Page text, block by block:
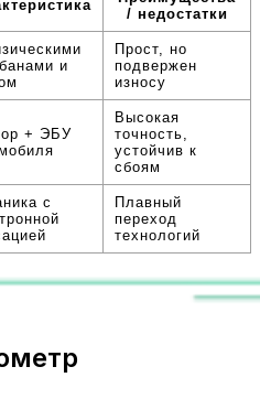
/ недостатки
и
Прост, но
подвержен
износу
+ ЭБУ
Высокая
точность,
устойчив к
сбоям
с
Плавный
переход
технологий